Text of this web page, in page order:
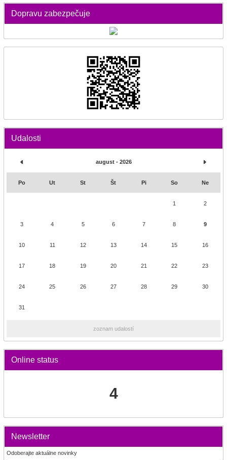
Dopravu zabezpečuje
Udalosti
august - 2026
Po Ut St Št Pi So Ne
1 2
3 4 5 6 7 8 9
10 11 12 13 14 15 16
17 18 19 20 21 22 23
24 25 26 27 28 29 30
31
zoznam udalostí
Online status
4
Newsletter
Odoberajte aktuálne novinky